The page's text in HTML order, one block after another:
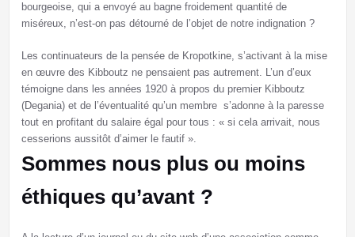
bourgeoise, qui a envoyé au bagne froidement quantité de
miséreux, n’est-on pas détourné de l’objet de notre indignation ?
Les continuateurs de la pensée de Kropotkine, s’activant à la mise
en œuvre des Kibboutz ne pensaient pas autrement. L’un d’eux
témoigne dans les années 1920 à propos du premier Kibboutz
(Degania) et de l’éventualité qu’un membre s’adonne à la paresse
tout en profitant du salaire égal pour tous : « si cela arrivait, nous
cesserions aussitôt d’aimer le fautif ».
Sommes nous plus ou moins
éthiques qu’avant ?